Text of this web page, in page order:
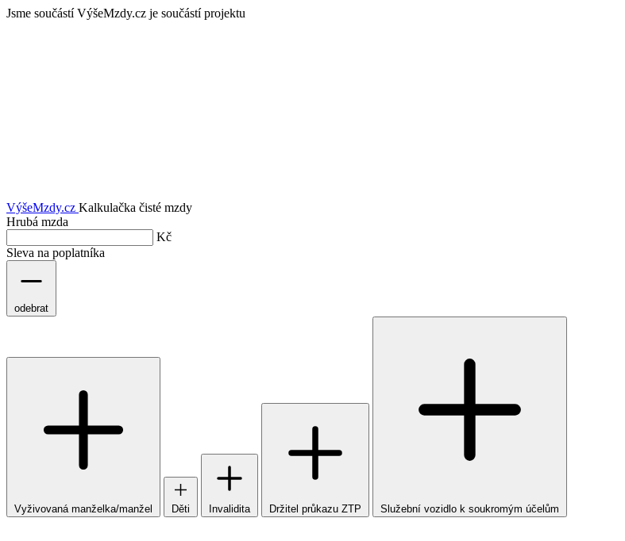
Jsme součástí VýšeMzdy.cz je součástí projektu
VýšeMzdy.cz Kalkulačka čisté mzdy
Hrubá mzda
Kč
Sleva na poplatníka
odebrat
Vyživovaná manželka/manžel Děti Invalidita Držitel průkazu ZTP Služební vozidlo k soukromým účelům